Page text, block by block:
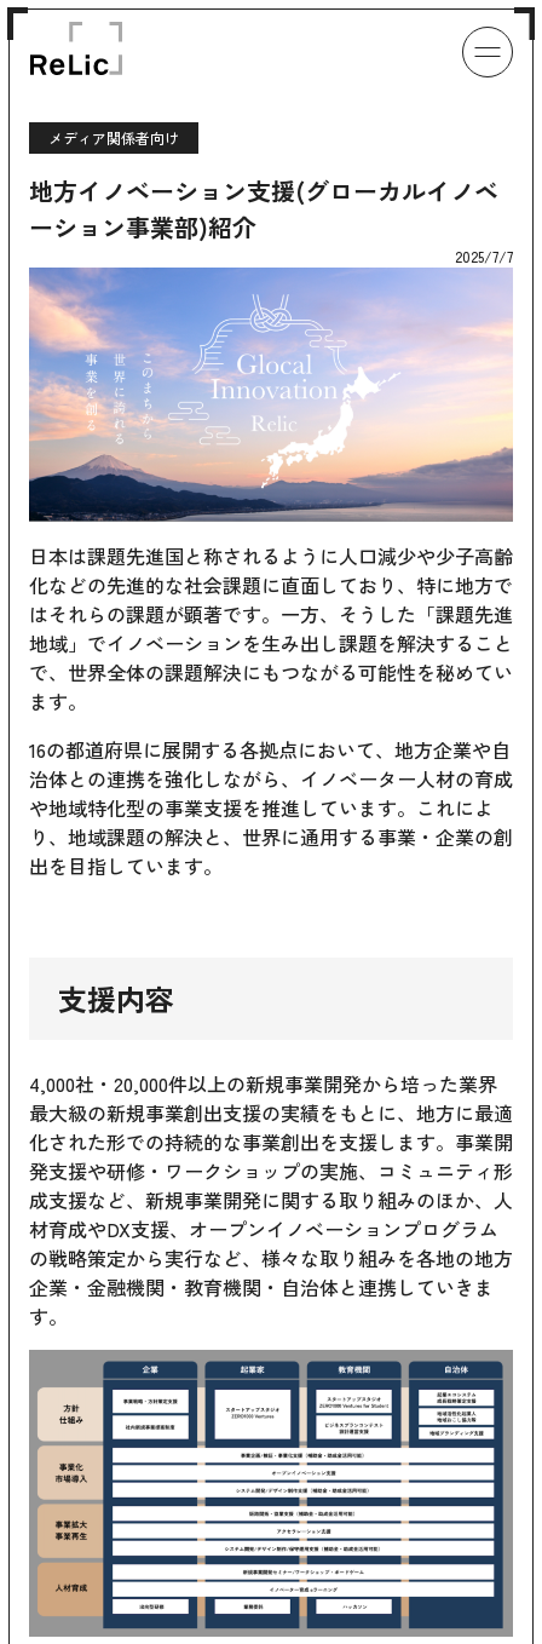
メディア関係者向け
地方イノベーション支援(グローカルイノベ
ーション事業部)紹介
2025/7/7
日本は課題先進国と称されるように人口減少や少子高齢
化などの先進的な社会課題に直面しており、特に地方で
はそれらの課題が顕著です。一方、そうした「課題先進
地域」でイノベーションを生み出し課題を解決すること
で、世界全体の課題解決にもつながる可能性を秘めてい
ます。
16の都道府県に展開する各拠点において、地方企業や自
治体との連携を強化しながら、イノベーター人材の育成
や地域特化型の事業支援を推進しています。これによ
り、地域課題の解決と、世界に通用する事業・企業の創
出を目指しています。
支援内容
4,000社・20,000件以上の新規事業開発から培った業界
最大級の新規事業創出支援の実績をもとに、地方に最適
化された形での持続的な事業創出を支援します。事業開
発支援や研修・ワークショップの実施、コミュニティ形
成支援など、新規事業開発に関する取り組みのほか、人
材育成やDX支援、オープンイノベーションプログラム
の戦略策定から実行など、様々な取り組みを各地の地方
企業・金融機関・教育機関・自治体と連携していきま
す。